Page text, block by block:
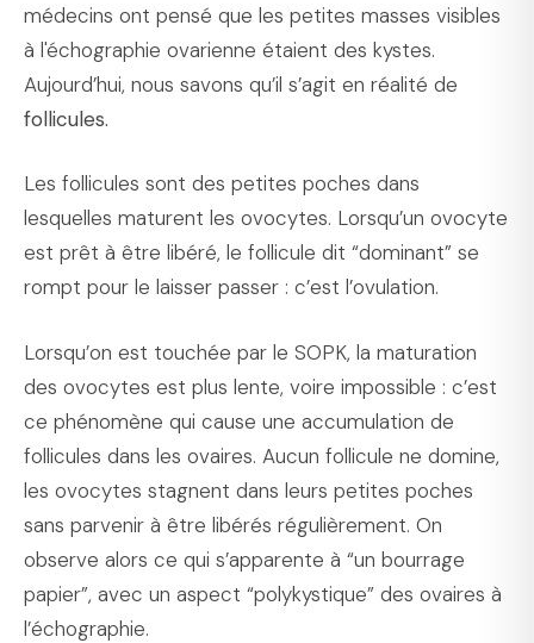
médecins ont pensé que les petites masses visibles
à l'échographie ovarienne étaient des kystes.
Aujourd’hui, nous savons qu’il s’agit en réalité de
follicules.
Les follicules sont des petites poches dans
lesquelles maturent les ovocytes. Lorsqu’un ovocyte
est prêt à être libéré, le follicule dit “dominant” se
rompt pour le laisser passer : c’est l’ovulation.
Lorsqu’on est touchée par le SOPK, la maturation
des ovocytes est plus lente, voire impossible : c’est
ce phénomène qui cause une accumulation de
follicules dans les ovaires. Aucun follicule ne domine,
les ovocytes stagnent dans leurs petites poches
sans parvenir à être libérés régulièrement. On
observe alors ce qui s’apparente à “un bourrage
papier”, avec un aspect “polykystique” des ovaires à
l’échographie.